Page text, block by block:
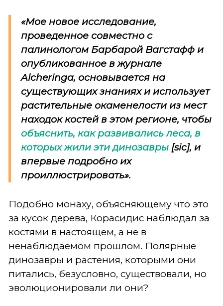
«Мое новое исследование,
проведенное совместно с
палинологом Барбарой Вагстафф и
опубликованное в журнале
Alcheringa, основывается на
существующих знаниях и использует
растительные окаменелости из мест
находок костей в этом регионе, чтобы
объяснить, как развивались леса, в
которых жили эти динозавры [sic], и
впервые подробно их
проиллюстрировать».
Подобно монаху, объясняющему что это
за кусок дерева, Корасидис наблюдал за
костями в настоящем, а не в
ненаблюдаемом прошлом. Полярные
динозавры и растения, которыми они
питались, безусловно, существовали, но
эволюционировали ли они?